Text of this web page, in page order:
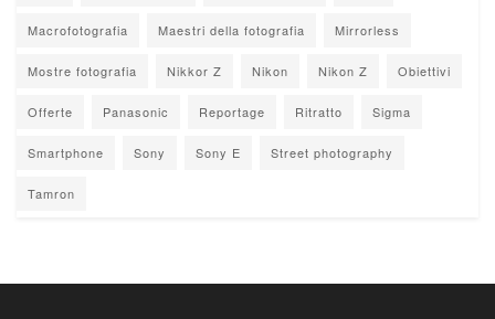
Macrofotografia Maestri della fotografia Mirrorless
Mostre fotografia Nikkor Z Nikon Nikon Z Obiettivi
Offerte Panasonic Reportage Ritratto Sigma
Smartphone Sony Sony E Street photography
Tamron